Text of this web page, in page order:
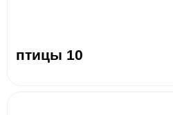
птицы 10